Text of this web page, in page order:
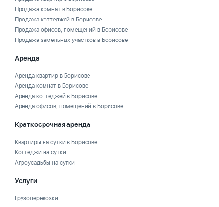
Продажа комнат в Борисове
Продажа коттеджей в Борисове
Продажа офисов, помещений в Борисове
Продажа земельных участков в Борисове
Аренда
Аренда квартир в Борисове
Аренда комнат в Борисове
Аренда коттеджей в Борисове
Аренда офисов, помещений в Борисове
Краткосрочная аренда
Квартиры на сутки в Борисове
Коттеджи на сутки
Агроусадьбы на сутки
Услуги
Грузоперевозки